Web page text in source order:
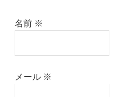
名前 ※
メール ※